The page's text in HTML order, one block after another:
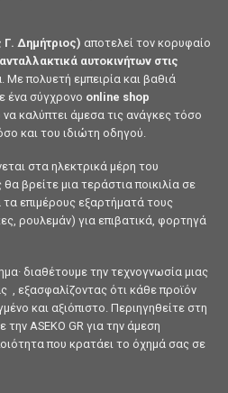
Γ. Δημήτριος) αποτελεί τον κορυφαίο
ανταλλακτικά αυτοκινήτων στις
Με πολυετή εμπειρία και βαθιά
ένα σύγχρονο online shop
καλύπτει άμεσα τις ανάγκες τόσο
και του ιδιώτη οδηγού.
στα ηλεκτρικά μέρη του
βρείτε μια τεράστια ποικιλία σε
τα επιμέρους εξαρτήματά τους
ρουλεμάν) για επιβατικά, φορτηγά
διαθέτουμε την τεχνογνωσία μιας
, εξασφαλίζοντας ότι κάθε προϊόν
και αξιόπιστο. Περιηγηθείτε στη
την ASEKO GR για την άμεση
που κρατάει το όχημά σας σε